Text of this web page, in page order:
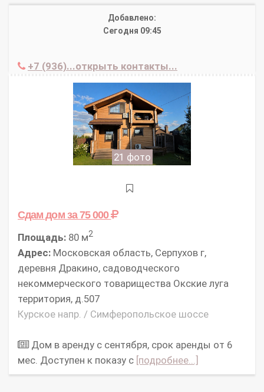
Добавлено:
Сегодня 09:45
+7 (936)...открыть контакты...
21 фото
Сдам домза 75 000
Площадь: 80 м2
Адрес: Московская область, Серпухов г,
деревня Дракино, садоводческого
некоммерческого товарищества Окские луга
территория, д.507
Курское напр. / Симферопольское шоссе
Дом в аренду с сентября, срок аренды от 6
мес. Доступен к показу с [подробнее...]